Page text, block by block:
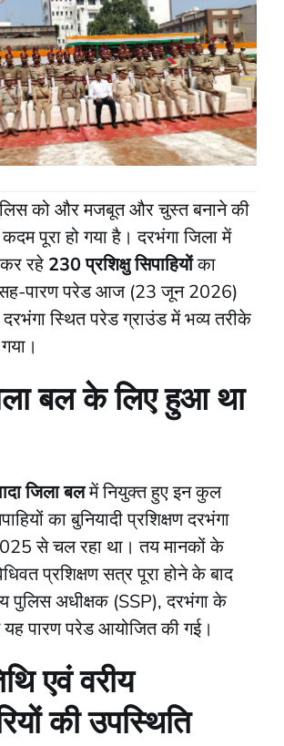
को और मजबूत और चुस्त बनाने की
पूरा हो गया है। दरभंगा जिला में
कर रहे 230 प्रशिक्षु सिपाहियोंका
सह-पारण परेड आज (23 जून 2026)
स्थित परेड ग्राउंड में भव्य तरीके
बल के लिए हुआ था
जिला बलमें नियुक्त हुए इन कुल
का बुनियादी प्रशिक्षण दरभंगा
से चल रहा था। तय मानकों के
प्रशिक्षण सत्र पूरा होने के बाद
पुलिस अधीक्षक (SSP), दरभंगा के
पारण परेड आयोजित की गई।
एवं वरीय
की उपस्थिति